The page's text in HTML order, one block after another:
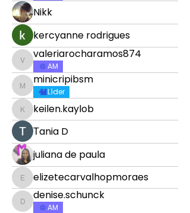
Nikk
kercyanne rodrigues
valeriarocharamos874
valeriarocharamos874
AM
minicripibsm
minicripibsm
Líder
keilen.kaylob
keilen.kaylob
Тania D
juliana de paula
elizetecarvalhopmoraes
elizetecarvalhopmoraes
denise.schunck
denise.schunck
AM